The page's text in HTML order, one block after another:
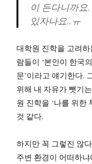
이 든다니까요
있자나요..ㅠ
대학원 진학을 고려
람들이 ‘본인이 한국
문’이라고 얘기한다.
위해 내 자유가 뺏기
원 진학을 ‘나를 위한
것 같다.
하지만 꼭 그렇진 않
주변 환경이 어떠하